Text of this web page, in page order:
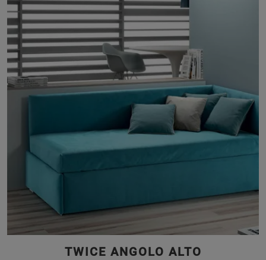
TWICE ANGOLO ALTO